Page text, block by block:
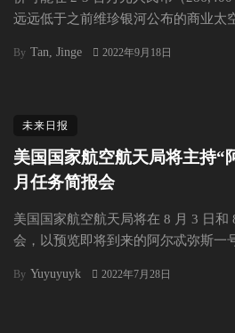
远远低于之前维珍银河公布的商业太
By Tan, Jinge 2022年9月18日
未来日报
美国国家航空航天局将主持“
月任务简报会
美国国家航空航天局将在 8 月 3 日和
会，以预览即将到来的阿尔忒弥斯一
By Yuyuyuyk 2022年7月28日